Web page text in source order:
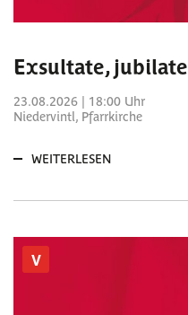
Exsultate, jubilate
23.08.2026 | 18:00 Uhr
Niedervintl, Pfarrkirche
WEITERLESEN
V